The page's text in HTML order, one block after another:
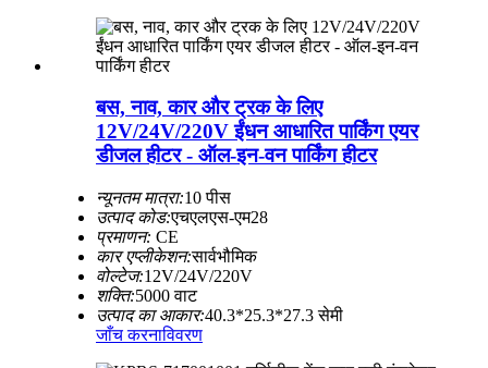
बस, नाव, कार और ट्रक के लिए
12V/24V/220V ईंधन आधारित पार्किंग एयर
डीजल हीटर - ऑल-इन-वन पार्किंग हीटर
न्यूनतम मात्रा:10 पीस
उत्पाद कोड:एचएलएस-एम28
प्रमाणन: CE
कार एप्लीकेशन:सार्वभौमिक
वोल्टेज:12V/24V/220V
शक्ति:5000 वाट
उत्पाद का आकार:40.3*25.3*27.3 सेमी
जाँच करनाविवरण